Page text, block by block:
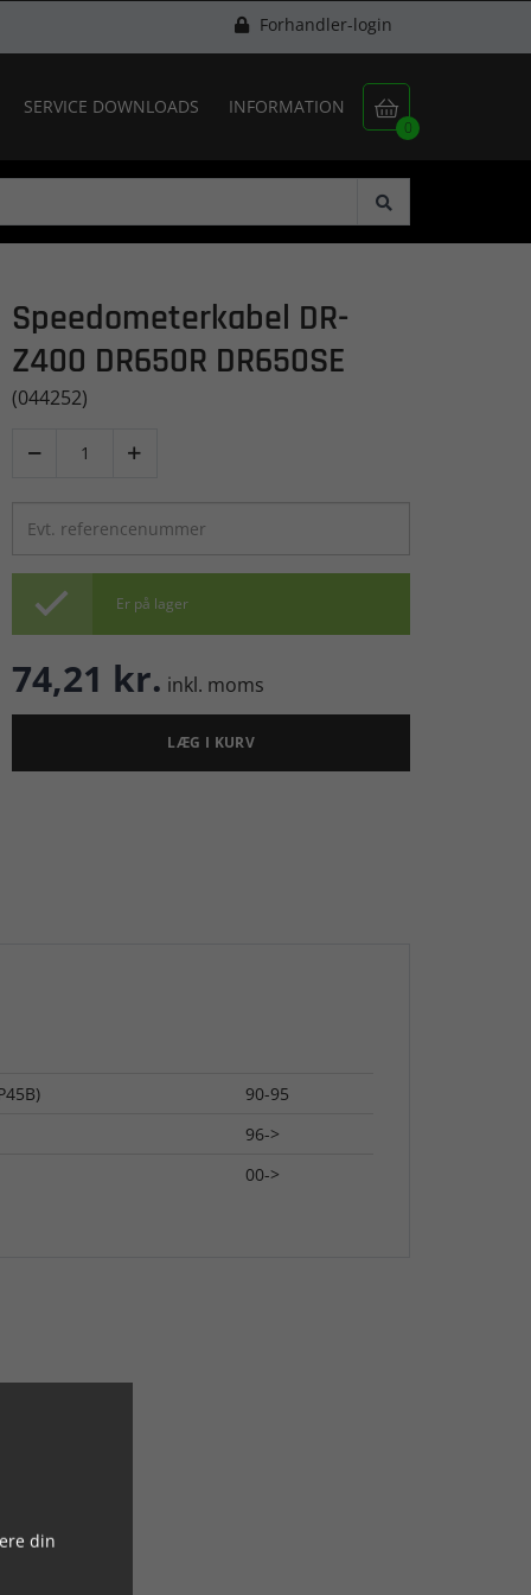
Forhandler-login

0
SERVICE DOWNLOADS INFORMATION
Speedometerkabel DR-
Z400 DR650R DR650SE
(044252)
 
 Er på lager
74,21 kr. inkl. moms
LÆG I KURV
90-95
96->
00->
din